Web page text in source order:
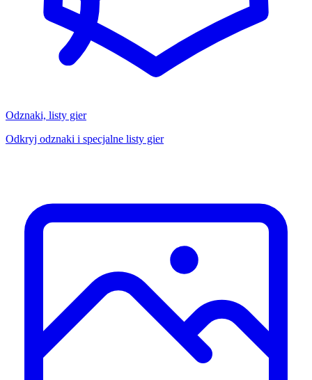
Odznaki, listy gier
Odkryj odznaki i specjalne listy gier